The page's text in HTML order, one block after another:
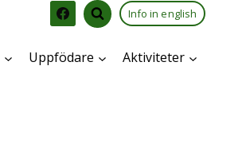
Info in english
Uppfödare Aktiviteter